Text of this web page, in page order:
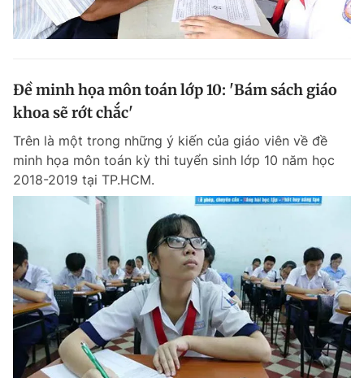
Đề minh họa môn toán lớp 10: 'Bám sách giáo
khoa sẽ rớt chắc'
Trên là một trong những ý kiến của giáo viên về đề
minh họa môn toán kỳ thi tuyển sinh lớp 10 năm học
2018-2019 tại TP.HCM.